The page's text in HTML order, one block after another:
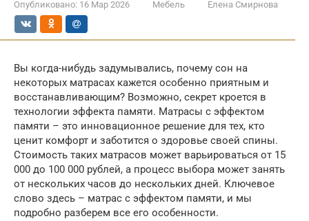
Опубликовано: 16 Мар 2026 Мебель Елена Смирнова
Вы когда-нибудь задумывались, почему сон на
некоторых матрасах кажется особенно приятным и
восстанавливающим? Возможно, секрет кроется в
технологии эффекта памяти. Матрасы с эффектом
памяти – это инновационное решение для тех, кто
ценит комфорт и заботится о здоровье своей спины.
Стоимость таких матрасов может варьироваться от 15
000 до 100 000 рублей, а процесс выбора может занять
от нескольких часов до нескольких дней. Ключевое
слово здесь – матрас с эффектом памяти, и мы
подробно разберем все его особенности.